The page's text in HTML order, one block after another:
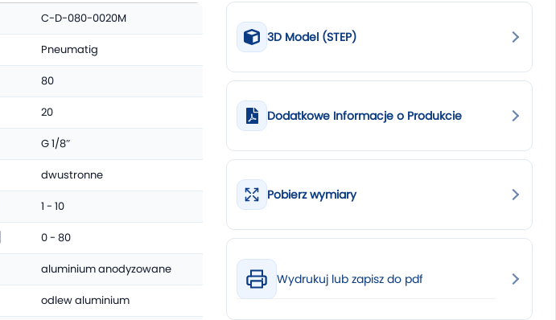
C-D-080-0020M
Pneumatig
80
20
G 1/8″
dwustronne
1 - 10
0 - 80
aluminium anodyzowane
odlew aluminium
3D Model (STEP)
Dodatkowe Informacje o Produkcie
Pobierz wymiary
Wydrukuj lub zapisz do pdf